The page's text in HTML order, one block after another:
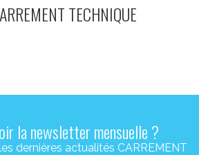
TECHNIQUE
la newsletter mensuelle ?
dernières actualités CARREMENT